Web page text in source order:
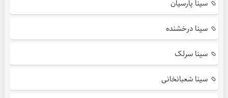
سینا پارسیان
سینا درخشنده
سینا سرلک
سینا شعبانخانی